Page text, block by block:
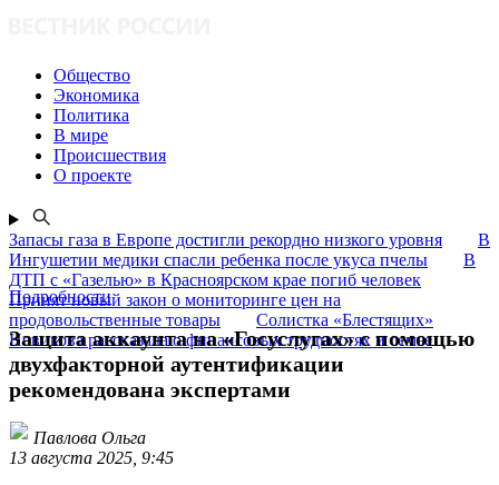
Общество
Экономика
Политика
В мире
Происшествия
О проекте
Запасы газа в Европе достигли рекордно низкого уровня
В
Ингушетии медики спасли ребенка после укуса пчелы
В
ДТП с «Газелью» в Красноярском крае погиб человек
Принят новый закон о мониторинге цен на
продовольственные товары
Солистка «Блестящих»
Новикова рассказала о финансовых трудностях и семье
Подробности
Защита аккаунта на «Госуслугах» с помощью
двухфакторной аутентификации
рекомендована экспертами
Павлова Ольга
13 августа 2025, 9:45